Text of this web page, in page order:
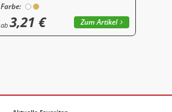
Farbe:
ab 3,21 € Zum Artikel